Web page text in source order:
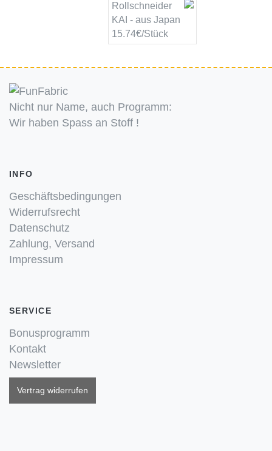
Rollschneider
KAI - aus Japan
15.74€/Stück
Nicht nur Name, auch Programm:
Wir haben Spass an Stoff !
INFO
Geschäftsbedingungen
Widerrufsrecht
Datenschutz
Zahlung, Versand
Impressum
SERVICE
Bonusprogramm
Kontakt
Newsletter
Vertrag widerrufen